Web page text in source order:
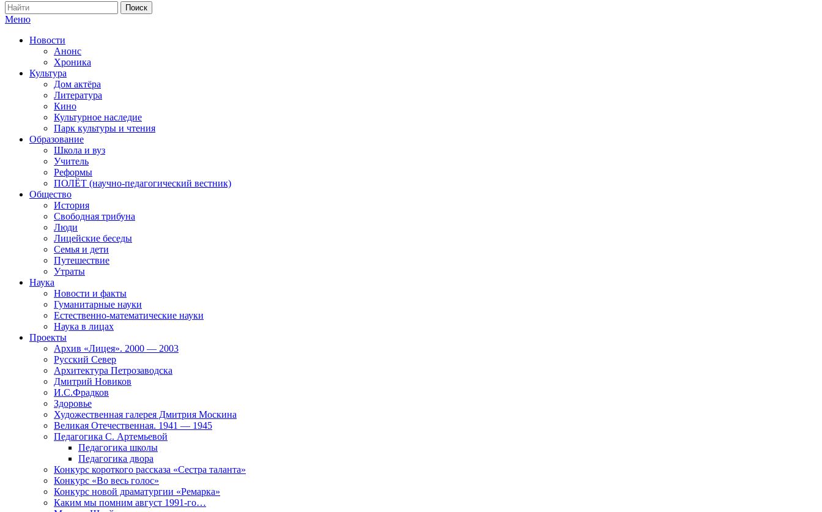
Меню
Новости
Анонс
Хроника
Культура
Дом актёра
Литература
Кино
Культурное наследие
Парк культуры и чтения
Образование
Школа и вуз
Учитель
Реформы
ПОЛЁТ (научно-педагогический вестник)
Общество
История
Свободная трибуна
Люди
Лицейские беседы
Семья и дети
Путешествие
Утраты
Наука
Новости и факты
Гуманитарные науки
Естественно-математические науки
Наука в лицах
Проекты
Архив «Лицея». 2000 — 2003
Русский Север
Архитектура Петрозаводска
Дмитрий Новиков
И.С.Фрадков
Здоровье
Художественная галерея Дмитрия Москина
Великая Отечественная. 1941 — 1945
Педагогика С. Артемьевой
Педагогика школы
Педагогика двора
Конкурс короткого рассказа «Сестра таланта»
Конкурс «Во весь голос»
Конкурс новой драматургии «Ремарка»
Каким мы помним август 1991-го…